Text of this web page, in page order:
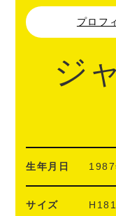
プロフ
ジ
生年月日 1987
サイズ